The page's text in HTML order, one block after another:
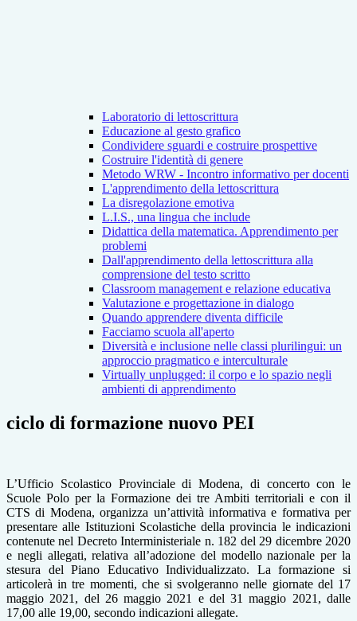
Laboratorio di lettoscrittura
Educazione al gesto grafico
Condividere sguardi e costruire prospettive
Costruire l'identità di genere
Metodo WRW - Incontro informativo per docenti
L'apprendimento della lettoscrittura
La disregolazione emotiva
L.I.S., una lingua che include
Didattica della matematica. Apprendimento per
problemi
Dall'apprendimento della lettoscrittura alla
comprensione del testo scritto
Classroom management e relazione educativa
Valutazione e progettazione in dialogo
Quando apprendere diventa difficile
Facciamo scuola all'aperto
Diversità e inclusione nelle classi plurilingui: un
approccio pragmatico e interculturale
Virtually unplugged: il corpo e lo spazio negli
ambienti di apprendimento
ciclo di formazione nuovo PEI
L’Ufficio Scolastico Provinciale di Modena, di concerto con le
Scuole Polo per la Formazione dei tre Ambiti territoriali e con il
CTS di Modena, organizza un’attività informativa e formativa per
presentare alle Istituzioni Scolastiche della provincia le indicazioni
contenute nel Decreto Interministeriale n. 182 del 29 dicembre 2020
e negli allegati, relativa all’adozione del modello nazionale per la
stesura del Piano Educativo Individualizzato. La formazione si
articolerà in tre momenti, che si svolgeranno nelle giornate del 17
maggio 2021, del 26 maggio 2021 e del 31 maggio 2021, dalle
17,00 alle 19,00, secondo indicazioni allegate.